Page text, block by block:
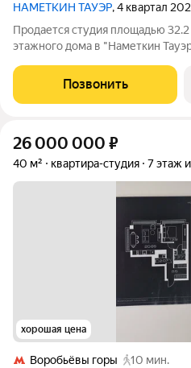
НАМЕТКИН ТАУЭР, 4 квартал
Продается студия площадью
этажного дома в "Наметкин
обслуживанием, располагается
Западе Москвы. Архитектура от
Позвонить
26 000 000 ₽
40 м² квартира-студия 7 этаж
хорошая цена
Воробьёвы горы
10 мин.